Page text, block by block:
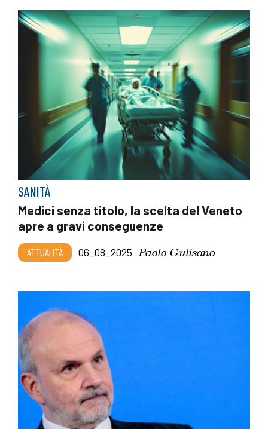
SANITÀ
Medici senza titolo, la scelta del Veneto
apre a gravi conseguenze
ATTUALITÀ 06_08_2025 Paolo Gulisano